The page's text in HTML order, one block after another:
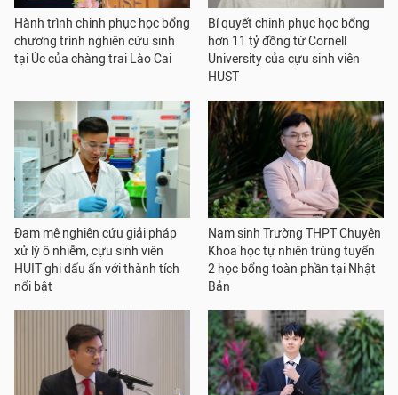
Hành trình chinh phục học bổng
chương trình nghiên cứu sinh
tại Úc của chàng trai Lào Cai
Bí quyết chinh phục học bổng
hơn 11 tỷ đồng từ Cornell
University của cựu sinh viên
HUST
Đam mê nghiên cứu giải pháp
xử lý ô nhiễm, cựu sinh viên
HUIT ghi dấu ấn với thành tích
nổi bật
Nam sinh Trường THPT Chuyên
Khoa học tự nhiên trúng tuyển
2 học bổng toàn phần tại Nhật
Bản